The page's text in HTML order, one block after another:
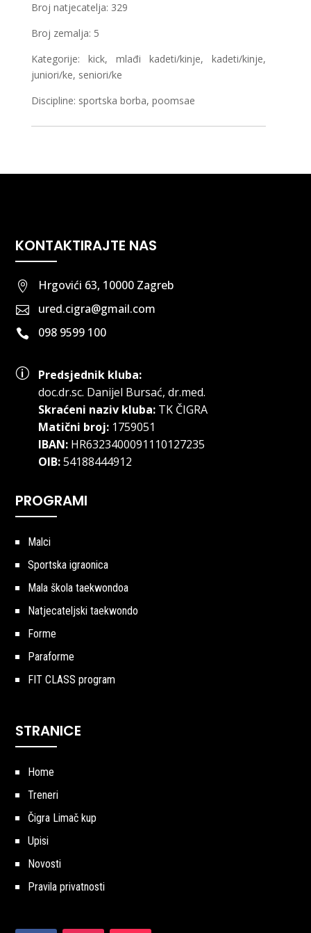
Broj natjecatelja: 329
Broj zemalja: 5
Kategorije: kick, mlađi kadeti/kinje, kadeti/kinje,
juniori/ke, seniori/ke
Discipline: sportska borba, poomsae
KONTAKTIRAJTE NAS
 Hrgovići 63, 10000 Zagreb
 ured.cigra@gmail.com
 098 9599 100
p
Predsjednik kluba:
doc.dr.sc. Danijel Bursać, dr.med.
Skraćeni naziv kluba:TK ČIGRA
Matični broj:1759051
IBAN:HR6323400091110127235
OIB:54188444912
PROGRAMI
Malci
Sportska igraonica
Mala škola taekwondoa
Natjecateljski taekwondo
Forme
Paraforme
FIT CLASS program
STRANICE
Home
Treneri
Čigra Limač kup
Upisi
Novosti
Pravila privatnosti